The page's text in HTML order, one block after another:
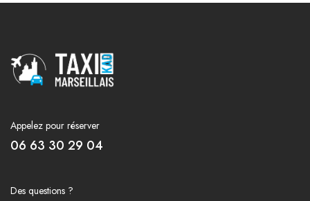
Appelez pour réserver
06 63 30 29 04
Des questions ?